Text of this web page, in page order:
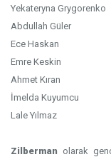
Yekateryna Grygorenko
Abdullah Güler
Ece Haskan
Emre Keskin
Ahmet Kıran
İmelda Kuyumcu
Lale Yılmaz
Zilberman olarak